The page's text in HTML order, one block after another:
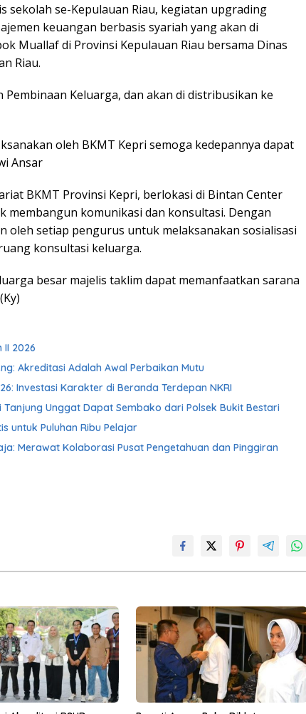
sekolah se-Kepulauan Riau, kegiatan upgrading
keuangan berbasis syariah yang akan di
Muallaf di Provinsi Kepulauan Riau bersama Dinas
Riau.
Keluarga, dan akan di distribusikan ke
oleh BKMT Kepri semoga kedepannya dapat
Ansar
BKMT Provinsi Kepri, berlokasi di Bintan Center
komunikasi dan konsultasi. Dengan
oleh setiap pengurus untuk melaksanakan sosialisasi
konsultasi keluarga.
besar majelis taklim dapat memanfaatkan sarana
II 2026
Akreditasi Adalah Awal Perbaikan Mutu
Investasi Karakter di Beranda Terdepan NKRI
Unggat Dapat Sembako dari Polsek Bukit Bestari
untuk Puluhan Ribu Pelajar
Merawat Kolaborasi Pusat Pengetahuan dan Pinggiran